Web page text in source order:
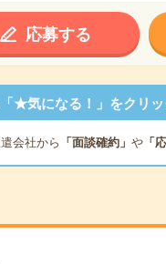
応募する
★気になる！」をクリッ
会社から 「面談確約」 や「